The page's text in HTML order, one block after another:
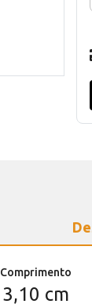
Comprimento
3,10 cm